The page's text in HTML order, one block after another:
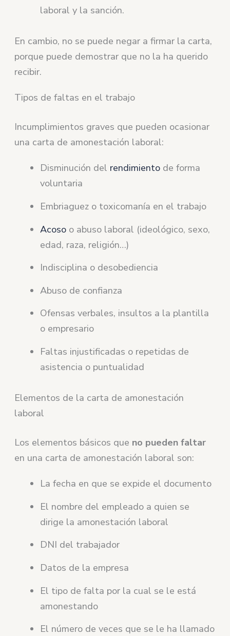
laboral y la sanción.
En cambio, no se puede negar a firmar la carta,
porque puede demostrar que no la ha querido
recibir.
Tipos de faltas en el trabajo
Incumplimientos graves que pueden ocasionar
una carta de amonestación laboral:
Disminución del rendimiento de forma
voluntaria
Embriaguez o toxicomanía en el trabajo
Acoso o abuso laboral (ideológico, sexo,
edad, raza, religión…)
Indisciplina o desobediencia
Abuso de confianza
Ofensas verbales, insultos a la plantilla
o empresario
Faltas injustificadas o repetidas de
asistencia o puntualidad
Elementos de la carta de amonestación
laboral
Los elementos básicos que no pueden faltar
en una carta de amonestación laboral son:
La fecha en que se expide el documento
El nombre del empleado a quien se
dirige la amonestación laboral
DNI del trabajador
Datos de la empresa
El tipo de falta por la cual se le está
amonestando
El número de veces que se le ha llamado